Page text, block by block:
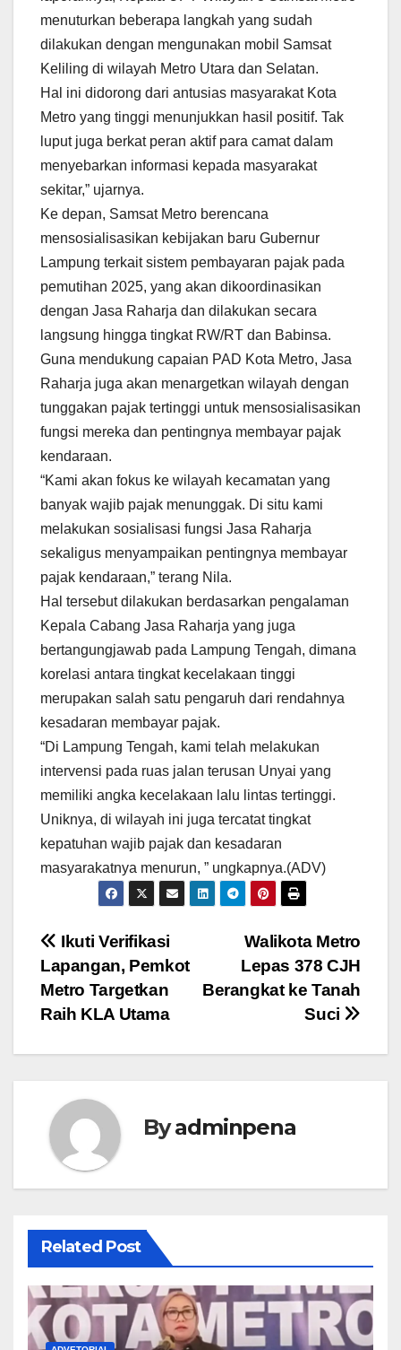
menuturkan beberapa langkah yang sudah
dilakukan dengan mengunakan mobil Samsat
Keliling di wilayah Metro Utara dan Selatan.
Hal ini didorong dari antusias masyarakat Kota
Metro yang tinggi menunjukkan hasil positif. Tak
luput juga berkat peran aktif para camat dalam
menyebarkan informasi kepada masyarakat
sekitar,” ujarnya.
Ke depan, Samsat Metro berencana
mensosialisasikan kebijakan baru Gubernur
Lampung terkait sistem pembayaran pajak pada
pemutihan 2025, yang akan dikoordinasikan
dengan Jasa Raharja dan dilakukan secara
langsung hingga tingkat RW/RT dan Babinsa.
Guna mendukung capaian PAD Kota Metro, Jasa
Raharja juga akan menargetkan wilayah dengan
tunggakan pajak tertinggi untuk mensosialisasikan
fungsi mereka dan pentingnya membayar pajak
kendaraan.
“Kami akan fokus ke wilayah kecamatan yang
banyak wajib pajak menunggak. Di situ kami
melakukan sosialisasi fungsi Jasa Raharja
sekaligus menyampaikan pentingnya membayar
pajak kendaraan,” terang Nila.
Hal tersebut dilakukan berdasarkan pengalaman
Kepala Cabang Jasa Raharja yang juga
bertangungjawab pada Lampung Tengah, dimana
korelasi antara tingkat kecelakaan tinggi
merupakan salah satu pengaruh dari rendahnya
kesadaran membayar pajak.
“Di Lampung Tengah, kami telah melakukan
intervensi pada ruas jalan terusan Unyai yang
memiliki angka kecelakaan lalu lintas tertinggi.
Uniknya, di wilayah ini juga tercatat tingkat
kepatuhan wajib pajak dan kesadaran
masyarakatnya menurun, ” ungkapnya.(ADV)
Navigasi
pos
Walikota Metro
Lepas 378 CJH
Berangkat ke Tanah
Suci
Ikuti Verifikasi
Lapangan, Pemkot
Metro Targetkan
Raih KLA Utama
Byadminpena
Related Post